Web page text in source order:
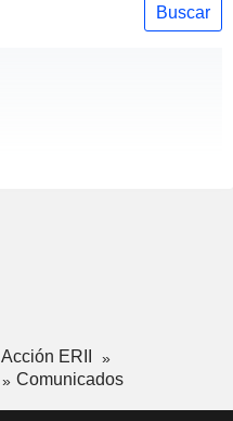
Buscar
Acción ERII
Comunicados